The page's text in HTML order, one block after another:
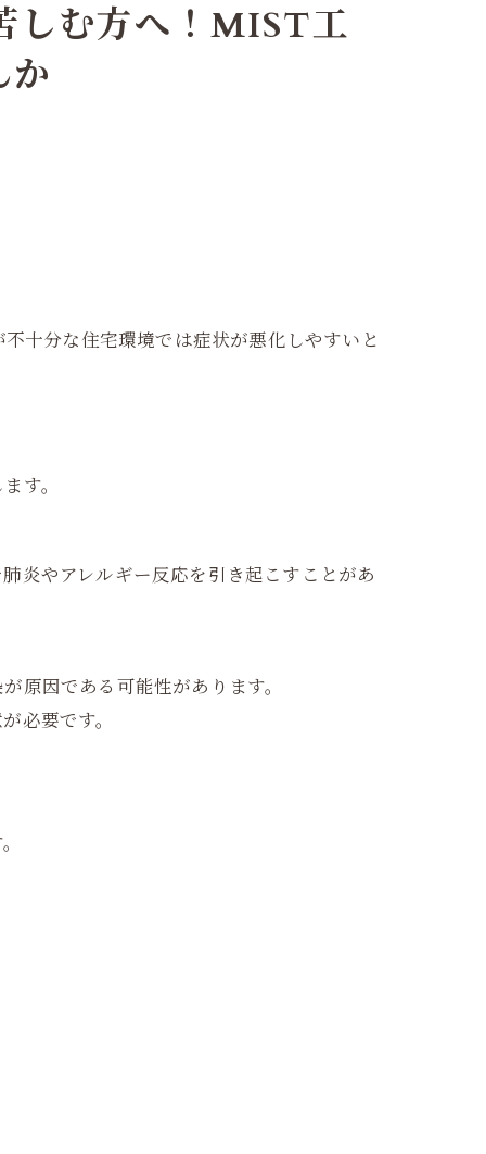
しむ方へ！MIST工
か
十分な住宅環境では症状が悪化しやすいと
す。
炎やアレルギー反応を引き起こすことがあ
原因である可能性があります。
必要です。